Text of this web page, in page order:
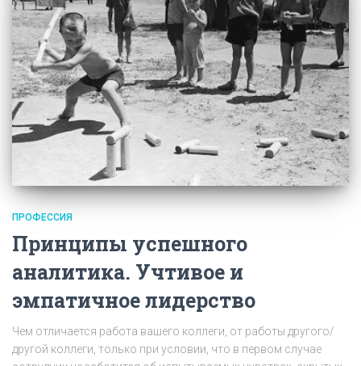
ПРОФЕССИЯ
Принципы успешного
аналитика. Учтивое и
эмпатичное лидерство
Чем отличается работа вашего коллеги, от работы другого/
другой коллеги, только при условии, что в первом случае